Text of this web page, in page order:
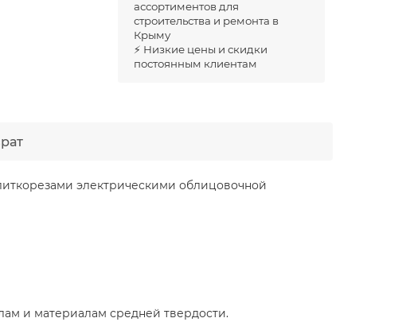
ассортиментов для
строительства и ремонта в
Крыму
⚡ Низкие цены и скидки
постоянным клиентам
электрическими облицовочной
и материалам средней твердости.